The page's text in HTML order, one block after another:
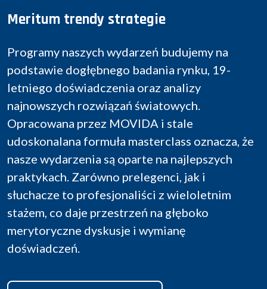
Meritum trendy strategie
Programy naszych wydarzeń budujemy na
podstawie dogłębnego badania rynku, 19-
letniego doświadczenia oraz analizy
najnowszych rozwiązań światowych.
Opracowana przez MOVIDA i stale
udoskonalana formuła masterclass oznacza, że
nasze wydarzenia są oparte na najlepszych
praktykach. Zarówno prelegenci, jak i
słuchacze to profesjonaliści z wieloletnim
stażem, co daje przestrzeń na głęboko
merytoryczne dyskusje i wymianę
doświadczeń.